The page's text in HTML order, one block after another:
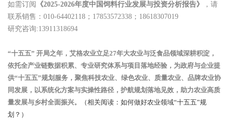
如需订阅 《2025-2026年度中国饲料行业发展与投资分析报告》
，请
联系销售：010-64402118；17853572338；18618307019
研究咨询:13911318694
“十五五” 开局之年，艾格农业立足27年大农业与泛食品领域深耕积淀，
依托全产业链数据积累、专业研究体系与项目落地经验，为政府与企业提
供“十五五”规划服务，聚焦科技农业、绿色农业、质量农业、品牌农业协
同发展，以系统化方案与实操性路径，护航规划落地见效，助力农业高质
量发展与乡村全面振兴。
（相关阅读：如何做好农业领域“十五五”规
划？）